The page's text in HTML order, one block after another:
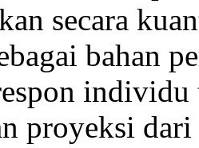
secara
bahan
individu
proyeksi